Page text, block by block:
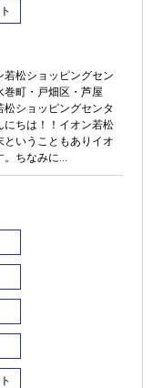
ッピングセン
巻町・戸畑区・芦屋
ショッピングセンタ
にちは！！イオン若松
いうこともありイオ
ちなみに...